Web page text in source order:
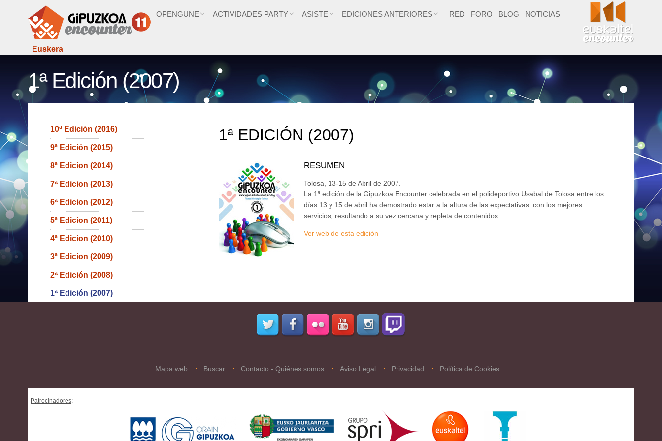
OPENGUNE ACTIVIDADES PARTY ASISTE EDICIONES ANTERIORES RED FORO BLOG NOTICIAS
Euskera
1ª Edición (2007)
1ª EDICIÓN (2007)
RESUMEN
Tolosa, 13-15 de Abril de 2007.
La 1ª edición de la Gipuzkoa Encounter celebrada en el polideportivo Usabal de Tolosa entre los
días 13 y 15 de abril ha demostrado estar a la altura de las expectativas; con los mejores
servicios, resultando a su vez cercana y repleta de contenidos.
Ver web de esta edición
10ª Edición (2016)
9ª Edición (2015)
8ª Edicion (2014)
7ª Edicion (2013)
6ª Edicion (2012)
5ª Edicion (2011)
4ª Edicion (2010)
3ª Edicion (2009)
2ª Edición (2008)
1ª Edición (2007)
Mapa web Buscar Contacto - Quiénes somos Aviso Legal Privacidad Política de Cookies
Patrocinadores: